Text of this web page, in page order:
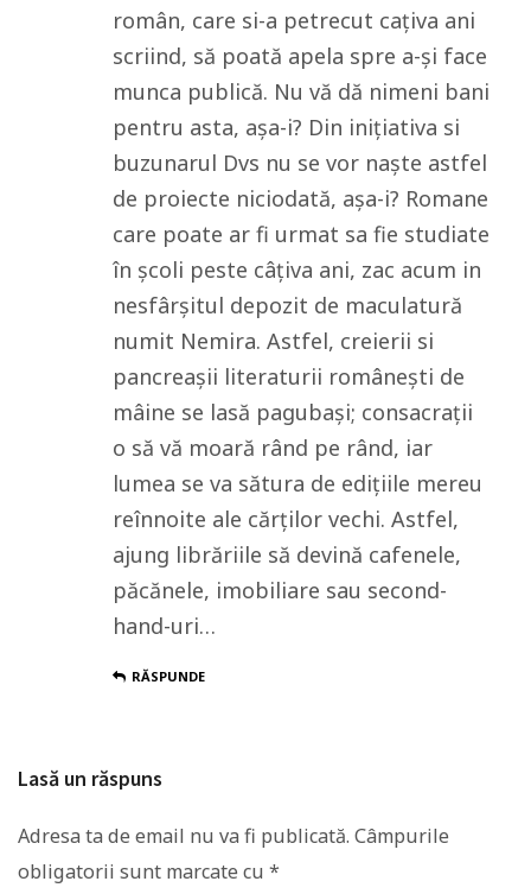
român, care si-a petrecut cațiva ani
scriind, să poată apela spre a-și face
munca publică. Nu vă dă nimeni bani
pentru asta, așa-i? Din inițiativa si
buzunarul Dvs nu se vor naște astfel
de proiecte niciodată, așa-i? Romane
care poate ar fi urmat sa fie studiate
în școli peste câțiva ani, zac acum in
nesfârșitul depozit de maculatură
numit Nemira. Astfel, creierii si
pancreașii literaturii românești de
mâine se lasă pagubași; consacrații
o să vă moară rând pe rând, iar
lumea se va sătura de edițiile mereu
reînnoite ale cărților vechi. Astfel,
ajung librăriile să devină cafenele,
păcănele, imobiliare sau second-
hand-uri…
RĂSPUNDE
Lasă un răspuns
Adresa ta de email nu va fi publicată. Câmpurile
obligatorii sunt marcate cu *